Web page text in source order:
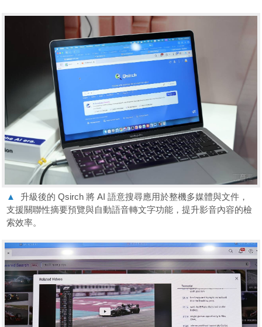
▲
升級後的 Qsirch 將 AI 語意搜尋應用於整機多媒體與文件，
支援關聯性摘要預覽與自動語音轉文字功能，提升影音內容的檢
索效率。